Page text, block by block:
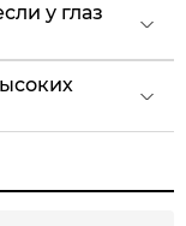
у глаз